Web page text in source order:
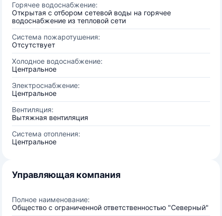
Горячее водоснабжение:
Открытая с отбором сетевой воды на горячее
водоснабжение из тепловой сети
Система пожаротушения:
Отсутствует
Холодное водоснабжение:
Центральное
Электроснабжение:
Центральное
Вентиляция:
Вытяжная вентиляция
Система отопления:
Центральное
Управляющая компания
Полное наименование:
Общество с ограниченной ответственностью "Северный"